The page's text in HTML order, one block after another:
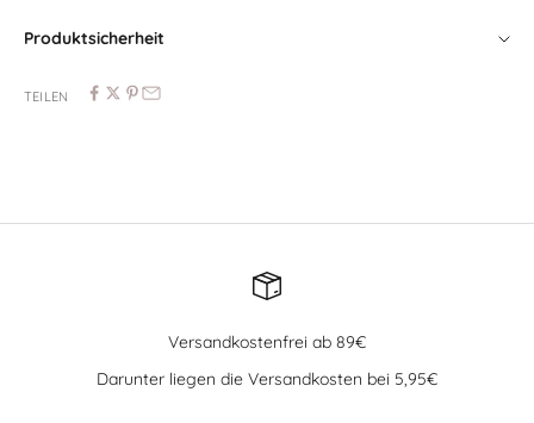
Produktsicherheit
TEILEN
Versandkostenfrei ab 89€
Darunter liegen die Versandkosten bei 5,95€